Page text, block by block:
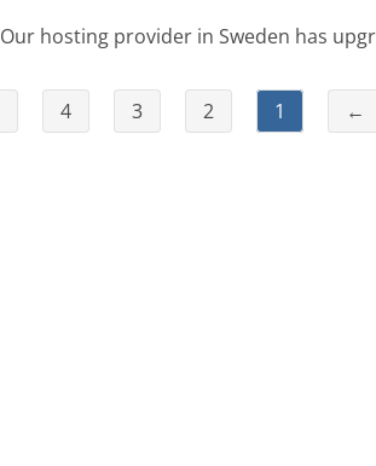
Our hosting provider in Sweden has
←
1
2
3
4